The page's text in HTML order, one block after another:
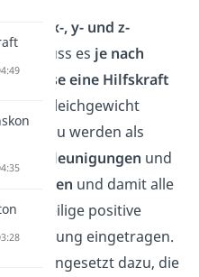
in x-, y- und z-
auf, muss es je nach
eine Hilfskraft
das Gleichgewicht
Dazu werden als
Beschleunigungen und
und damit alle
jeweilige positive
eingetragen.
entgegengesetzt dazu, die